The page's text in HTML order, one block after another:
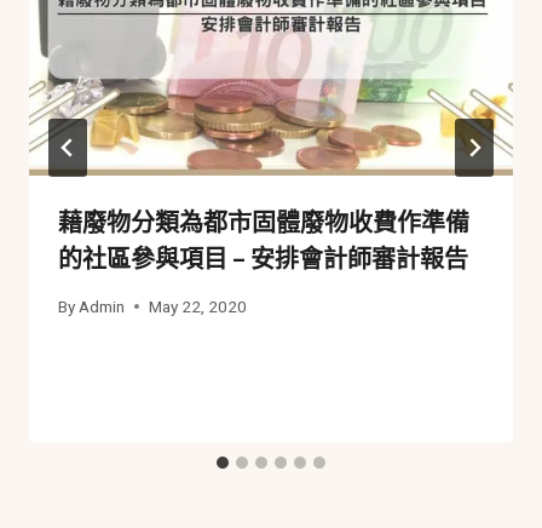
藉廢物分類為都市固體廢物收費作準備
的社區參與項目 – 安排會計師審計報告
By Admin May 22, 2020